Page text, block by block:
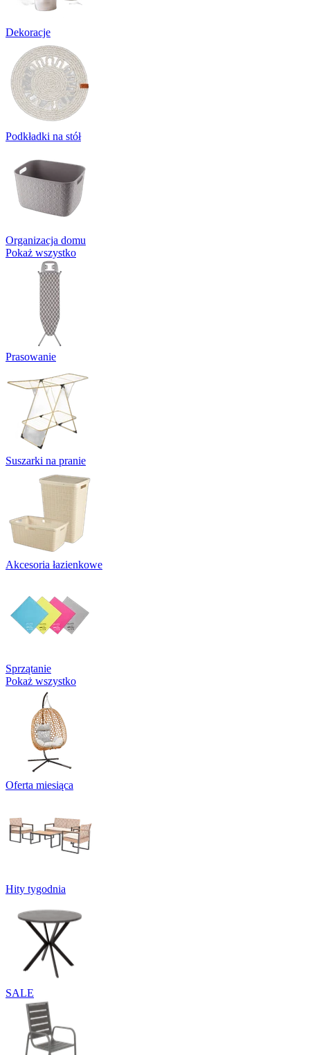
Dekoracje
Podkładki na stół
Organizacja domu
Pokaż wszystko
Prasowanie
Suszarki na pranie
Akcesoria łazienkowe
Sprzątanie
Pokaż wszystko
Oferta miesiąca
Hity tygodnia
SALE